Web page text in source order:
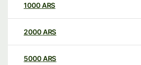
1000ARS
2000ARS
5000ARS